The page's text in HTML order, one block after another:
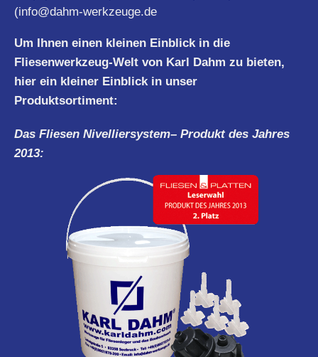
(info@dahm-werkzeuge.de
Um Ihnen einen kleinen Einblick in die
Fliesenwerkzeug-Welt von Karl Dahm zu bieten,
hier ein kleiner Einblick in unser
Produktsortiment:
Das Fliesen Nivelliersystem– Produkt des Jahres
2013: